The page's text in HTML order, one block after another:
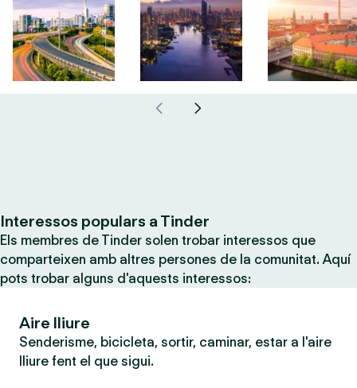
Interessos populars a Tinder
Els membres de Tinder solen trobar interessos que
comparteixen amb altres persones de la comunitat. Aquí
pots trobar alguns d'aquests interessos:
Aire lliure
Senderisme, bicicleta, sortir, caminar, estar a l'aire
lliure fent el que sigui.